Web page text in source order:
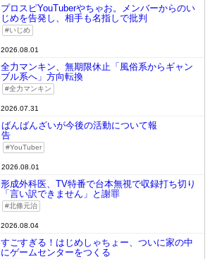
プロスピYouTuberやちゃお。メンバーからのい
じめを告発し、相手も名指しで批判
いじめ
2026.08.01
全力マンキン、無期限休止「風俗系からギャン
ブル系へ」方向転換
全力マンキン
2026.07.31
ばんばんざいが今後の活動について報
告
YouTuber
2026.08.01
形成外科医、TV特番で台本無視で収録打ち切り
「言い訳できません」と謝罪
北條元治
2026.08.04
すごすぎる！はじめしゃちょー、ついに家の中
にゲームセンターをつくる